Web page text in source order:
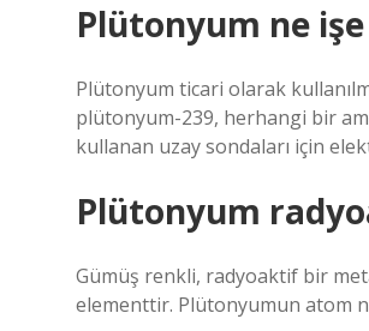
Plütonyum ne
Plütonyum ticari olarak
plütonyum-239, herhangi bir
kullanan uzay sondaları için
Plütonyum
Gümüş renkli, radyoaktif bir
elementtir. Plütonyumun atom